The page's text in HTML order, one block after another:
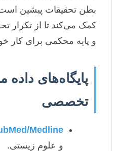
بطن تحقیقات پیشین
کمک می‌کند تا از تکرار
و پایه محکمی برای کار
پایگاه‌های داده
تخصصی
Medline:
و علوم زیستی.